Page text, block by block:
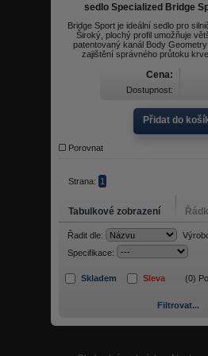
sedlo Specialized Bridge
Bridge Sport je ideální sedlo pro
Široký, plochý profil umožňuje
patentovaný kanál Body
zajištění správného průtoku
Cena:
Dostupnost:
Přidat do
Porovnat
Strana: 1
Tabulkové zobrazení
Řadit dle:
Specifikace:
Skladem Sleva (0)
Filtrovat...